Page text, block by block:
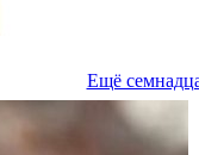
Ещё